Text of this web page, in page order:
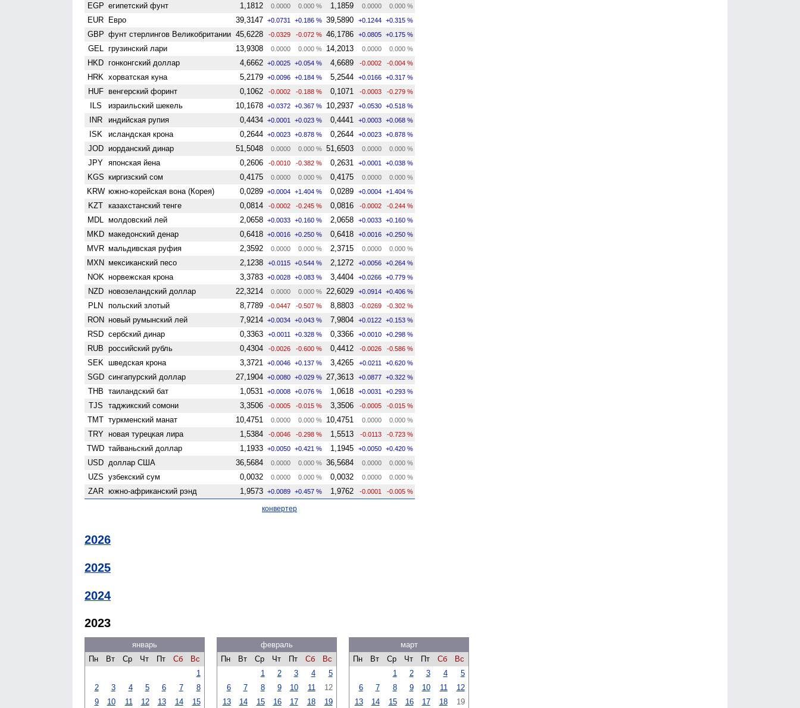
EGP египетский фунт 1,1812 0.0000 0.000 % 1,1859 0.0000 0.000 %
EUR Евро 39,3147 +0.0731 +0.186 % 39,5890 +0.1244 +0.315 %
GBP фунт стерлингов Велико­британии 45,6228 -0.0329 -0.072 % 46,1786 +0.0805 +0.175 %
GEL грузинский лари 13,9308 0.0000 0.000 % 14,2013 0.0000 0.000 %
HKD гонконгский доллар 4,6662 +0.0025 +0.054 % 4,6689 -0.0002 -0.004 %
HRK хорватская куна 5,2179 +0.0096 +0.184 % 5,2544 +0.0166 +0.317 %
HUF венгерский форинт 0,1062 -0.0002 -0.188 % 0,1071 -0.0003 -0.279 %
ILS израильский шекель 10,1678 +0.0372 +0.367 % 10,2937 +0.0530 +0.518 %
INR индийская рупия 0,4434 +0.0001 +0.023 % 0,4441 +0.0003 +0.068 %
ISK исландская крона 0,2644 +0.0023 +0.878 % 0,2644 +0.0023 +0.878 %
JOD иорданский динар 51,5048 0.0000 0.000 % 51,6503 0.0000 0.000 %
JPY японская йена 0,2606 -0.0010 -0.382 % 0,2631 +0.0001 +0.038 %
KGS киргизский сом 0,4175 0.0000 0.000 % 0,4175 0.0000 0.000 %
KRW южно-корейская вона (Корея) 0,0289 +0.0004 +1.404 % 0,0289 +0.0004 +1.404 %
KZT казахстанский тенге 0,0814 -0.0002 -0.245 % 0,0816 -0.0002 -0.244 %
MDL молдовский лей 2,0658 +0.0033 +0.160 % 2,0658 +0.0033 +0.160 %
MKD македонский денар 0,6418 +0.0016 +0.250 % 0,6418 +0.0016 +0.250 %
MVR мальдивская руфия 2,3592 0.0000 0.000 % 2,3715 0.0000 0.000 %
MXN мексиканский песо 2,1238 +0.0115 +0.544 % 2,1272 +0.0056 +0.264 %
NOK норвежская крона 3,3783 +0.0028 +0.083 % 3,4404 +0.0266 +0.779 %
NZD ново­зеландский доллар 22,3214 0.0000 0.000 % 22,6029 +0.0914 +0.406 %
PLN польский злотый 8,7789 -0.0447 -0.507 % 8,8803 -0.0269 -0.302 %
RON новый румынский лей 7,9214 +0.0034 +0.043 % 7,9804 +0.0122 +0.153 %
RSD сербский динар 0,3363 +0.0011 +0.328 % 0,3366 +0.0010 +0.298 %
RUB российский рубль 0,4304 -0.0026 -0.600 % 0,4412 -0.0026 -0.586 %
SEK шведская крона 3,3721 +0.0046 +0.137 % 3,4265 +0.0211 +0.620 %
SGD сингапурский доллар 27,1904 +0.0080 +0.029 % 27,3613 +0.0877 +0.322 %
THB таиландский бат 1,0531 +0.0008 +0.076 % 1,0618 +0.0031 +0.293 %
TJS таджикский сомони 3,3506 -0.0005 -0.015 % 3,3506 -0.0005 -0.015 %
TMT туркменский манат 10,4751 0.0000 0.000 % 10,4751 0.0000 0.000 %
TRY новая турецкая лира 1,5384 -0.0046 -0.298 % 1,5513 -0.0113 -0.723 %
TWD тайваньский доллар 1,1933 +0.0050 +0.421 % 1,1945 +0.0050 +0.420 %
USD доллар США 36,5684 0.0000 0.000 % 36,5684 0.0000 0.000 %
UZS узбекский сум 0,0032 0.0000 0.000 % 0,0032 0.0000 0.000 %
ZAR южно-африканский рэнд 1,9573 +0.0089 +0.457 % 1,9762 -0.0001 -0.005 %
конвертер
2026
2025
2024
2023
январь
Пн
Вт Ср Чт Пт Сб
Вс
1
2
3 4 5 6 7
8
9
10 11 12 13 14
15
февраль
Пн
Вт Ср Чт Пт Сб
Вс
1
2 3 4
5
6
7 8 9 10 11
12
13
14 15 16 17 18
19
март
Пн
Вт Ср Чт Пт Сб
Вс
1
2 3 4
5
6
7 8 9 10 11
12
13
14 15 16 17 18
19